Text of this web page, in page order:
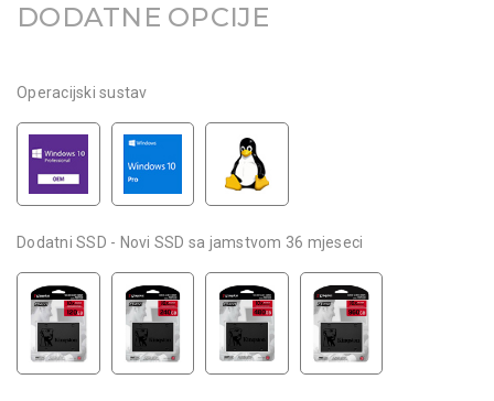
DODATNE OPCIJE
Operacijski sustav
Dodatni SSD - Novi SSD sa jamstvom 36 mjeseci